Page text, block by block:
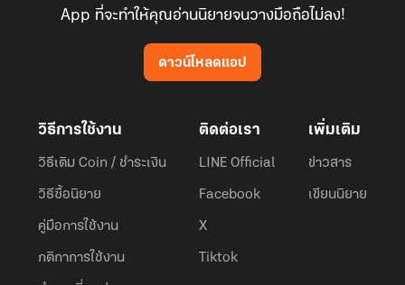
App ที่จะทำให้คุณอ่านนิยายจนวางมือถือไม่ลง!
ดาวน์โหลดแอป
วิธีการใช้งาน
วิธีเติม Coin / ชำระเงิน
วิธีซื้อนิยาย
คู่มือการใช้งาน
กติกาการใช้งาน
ติดต่อเรา
LINE Official
Facebook
X
Tiktok
เพิ่มเติม
ข่าวสาร
เขียนนิยาย